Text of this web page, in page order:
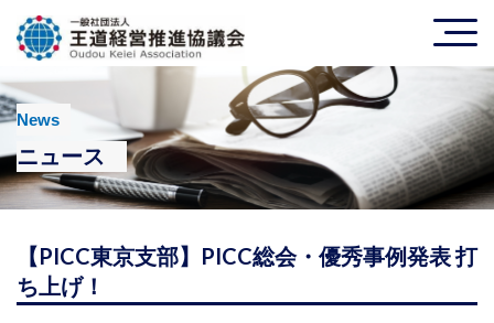
News
ニュース
【PICC東京支部】PICC総会・優秀事例発表 打
ち上げ！